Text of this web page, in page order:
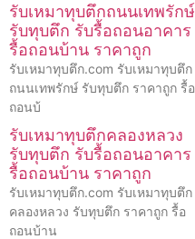
รับเหมาทุบตึกถนนเทพรักษ์
รับทุบตึก รับรื้อถอนอาคาร
รื้อถอนบ้าน ราคาถูก
รับเหมาทุบตึก.com รับเหมาทุบตึก
ถนนเทพรักษ์ รับทุบตึก ราคาถูก รื้อ
ถอนบ้
รับเหมาทุบตึกคลองหลวง
รับทุบตึก รับรื้อถอนอาคาร
รื้อถอนบ้าน ราคาถูก
รับเหมาทุบตึก.com รับเหมาทุบตึก
คลองหลวง รับทุบตึก ราคาถูก รื้อ
ถอนบ้าน